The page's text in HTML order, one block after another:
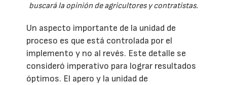
buscará la opinión de agricultores y contratistas.
Un aspecto importante de la unidad de
proceso es que está controlada por el
implemento y no al revés. Este detalle se
consideró imperativo para lograr resultados
óptimos. El apero y la unidad de